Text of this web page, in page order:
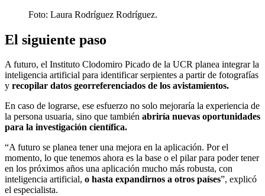
Foto: Laura Rodríguez Rodríguez.
El siguiente paso
A futuro, el Instituto Clodomiro Picado de la UCR planea integrar la
inteligencia artificial para identificar serpientes a partir de fotografías
y recopilar datos georreferenciados de los avistamientos.
En caso de lograrse, ese esfuerzo no solo mejoraría la experiencia de
la persona usuaria, sino que también abriría nuevas oportunidades
para la investigación científica.
“A futuro se planea tener una mejora en la aplicación. Por el
momento, lo que tenemos ahora es la base o el pilar para poder tener
en los próximos años una aplicación mucho más robusta, con
inteligencia artificial, o hasta expandirnos a otros países”, explicó
el especialista.